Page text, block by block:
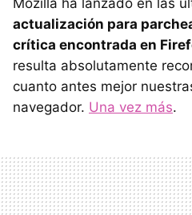
actualización para
crítica encontrada en
resulta absolutamente
cuanto antes mejor
navegador. Una vez más.